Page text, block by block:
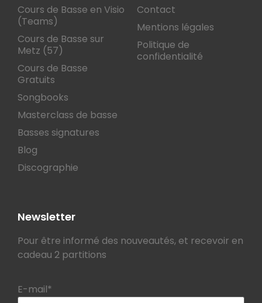
Cours de Basse en Visio
(Teams)
Cours de Basse sur
Metz (57)
Cours de Basse
Gratuits
Songbooks
Masterclass de basse
Basses signatures
Blog
Discographie
Contact
Mentions légales
Politique de
confidentialité
Newsletter
Pour être informé des nouveautés, et recevoir en
cadeau 2 partitions
E-mail*